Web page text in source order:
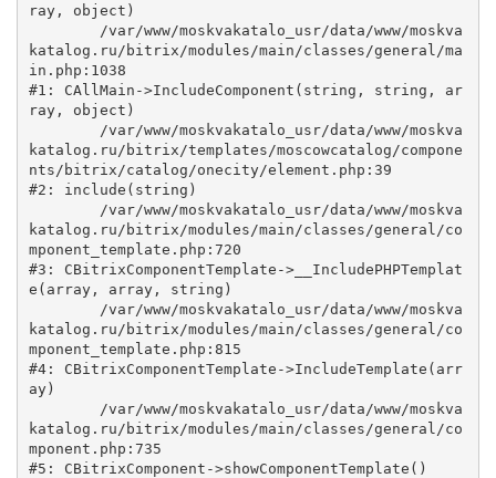
ray, object)
katalog.ru/bitrix/modules/main/classes/general/ma
in.php:1038
#1: CAllMain->IncludeComponent(string, string, ar
ray, object)
katalog.ru/bitrix/templates/moscowcatalog/compone
nts/bitrix/catalog/onecity/element.php:39
#2: include(string)
katalog.ru/bitrix/modules/main/classes/general/co
mponent_template.php:720
#3: CBitrixComponentTemplate->__IncludePHPTemplat
e(array, array, string)
katalog.ru/bitrix/modules/main/classes/general/co
mponent_template.php:815
#4: CBitrixComponentTemplate->IncludeTemplate(arr
ay)
katalog.ru/bitrix/modules/main/classes/general/co
mponent.php:735
#5: CBitrixComponent->showComponentTemplate()